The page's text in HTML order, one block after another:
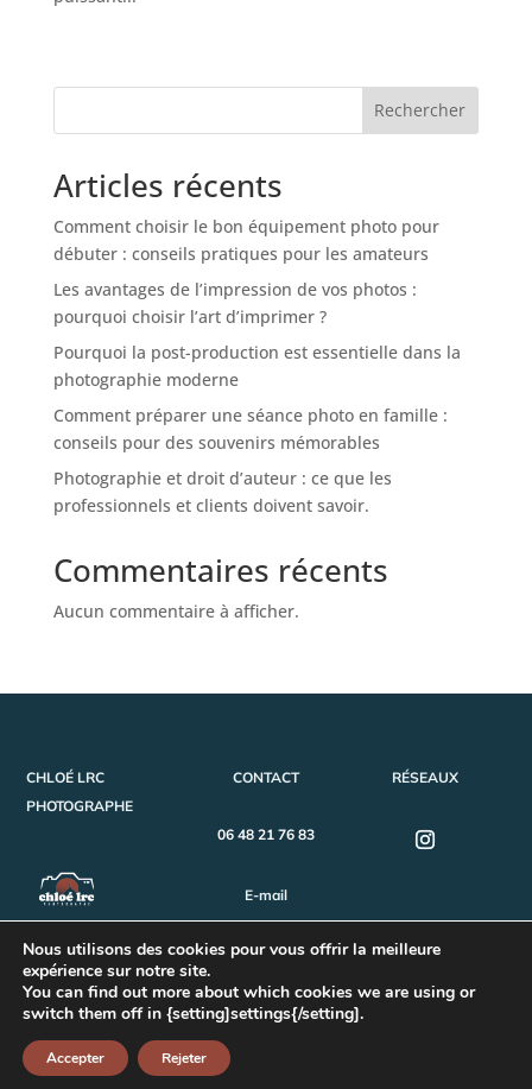
Rechercher
Articles récents
Comment choisir le bon équipement photo pour
débuter : conseils pratiques pour les amateurs
Les avantages de l’impression de vos photos :
pourquoi choisir l’art d’imprimer ?
Pourquoi la post-production est essentielle dans la
photographie moderne
Comment préparer une séance photo en famille :
conseils pour des souvenirs mémorables
Photographie et droit d’auteur : ce que les
professionnels et clients doivent savoir.
Commentaires récents
Aucun commentaire à afficher.
CHLOÉ LRC
PHOTOGRAPHE
CONTACT
06 48 21 76 83
E-mail
RÉSEAUX
©2026Break-Out Company
Mentions Légales
Nous utilisons des cookies pour vous offrir la meilleure
expérience sur notre site.
You can find out more about which cookies we are using or
switch them off in {setting]settings{/setting].
Accepter Rejeter